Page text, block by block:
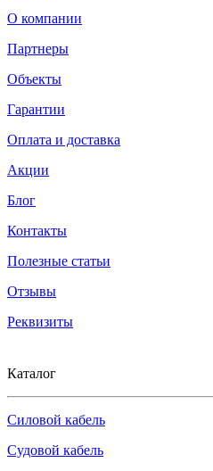
О компании
Партнеры
Объекты
Гарантии
Оплата и доставка
Акции
Блог
Контакты
Полезные статьи
Отзывы
Реквизиты
Каталог
Силовой кабель
Судовой кабель